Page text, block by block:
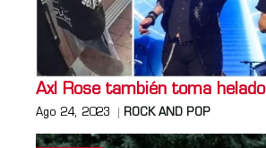
Axl Rose también toma helado
Ago 24, 2023 ROCK AND POP